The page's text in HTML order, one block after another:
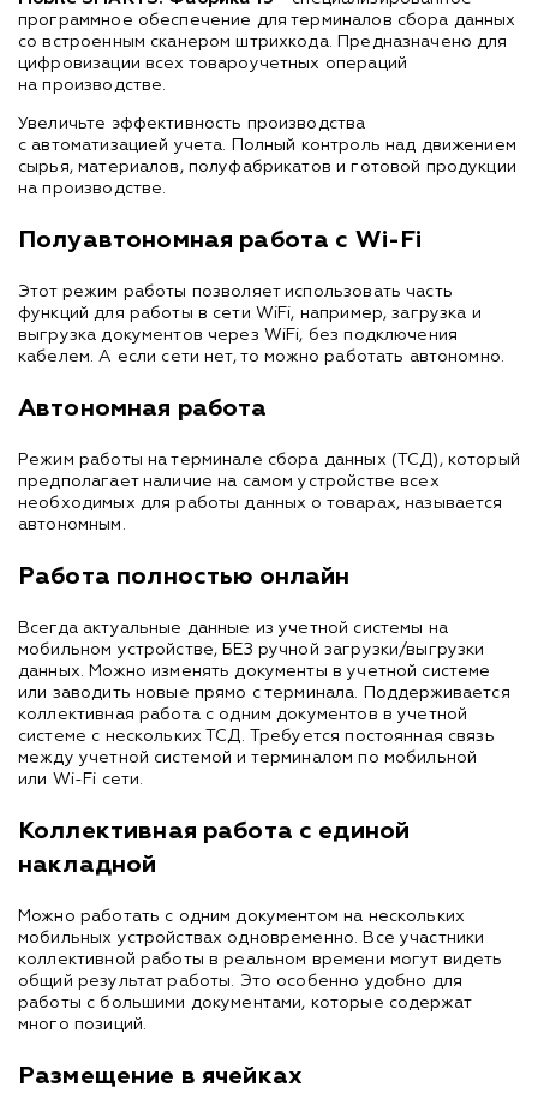
программное обеспечение для терминалов сбора данных
со встроенным сканером штрихкода. Предназначено для
цифровизации всех товароучетных операций
на производстве.
Увеличьте эффективность производства
с автоматизацией учета. Полный контроль над движением
сырья, материалов, полуфабрикатов и готовой продукции
на производстве.
Полуавтономная работа с Wi-Fi
Этот режим работы позволяет использовать часть
функций для работы в сети WiFi, например, загрузка и
выгрузка документов через WiFi, без подключения
кабелем. А если сети нет, то можно работать автономно.
Автономная работа
Режим работы на терминале сбора данных (ТСД), который
предполагает наличие на самом устройстве всех
необходимых для работы данных о товарах, называется
автономным.
Работа полностью онлайн
Всегда актуальные данные из учетной системы на
мобильном устройстве, БЕЗ ручной загрузки/выгрузки
данных. Можно изменять документы в учетной системе
или заводить новые прямо с терминала. Поддерживается
коллективная работа с одним документов в учетной
системе с нескольких ТСД. Требуется постоянная связь
между учетной системой и терминалом по мобильной
или Wi-Fi сети.
Коллективная работа с единой
накладной
Можно работать с одним документом на нескольких
мобильных устройствах одновременно. Все участники
коллективной работы в реальном времени могут видеть
общий результат работы. Это особенно удобно для
работы с большими документами, которые содержат
много позиций.
Размещение в ячейках